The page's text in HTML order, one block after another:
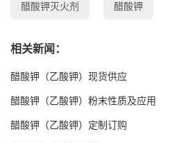
醋酸钾灭火剂 醋酸钾
相关新闻：
醋酸钾（乙酸钾）现货供应
醋酸钾（乙酸钾）粉末性质及应用
醋酸钾（乙酸钾）定制订购